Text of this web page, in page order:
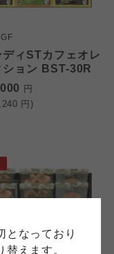
となっており
えます。
ディSTカフェオレ
ション BST-30R
円
円)
約・ご利
て
託を受けて、
ます。ご自
して規定さ
ついて
託を受けて、
います。お預
コープ事業
保護方針」
「個人情報
タンをクリッ
表記につ
託を受けて、
ます。販売
リックして